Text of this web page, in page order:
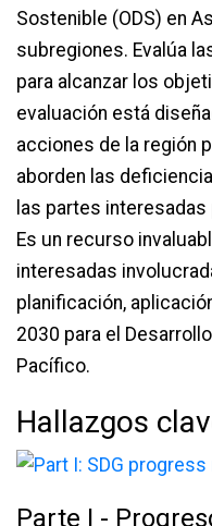
Sostenible (ODS) en
subregiones. Evalúa
para alcanzar los
evaluación está
acciones de la región
aborden las
las partes
Es un recurso
interesadas
planificación,
2030 para el
Pacífico.
Hallazgos
Parte I -